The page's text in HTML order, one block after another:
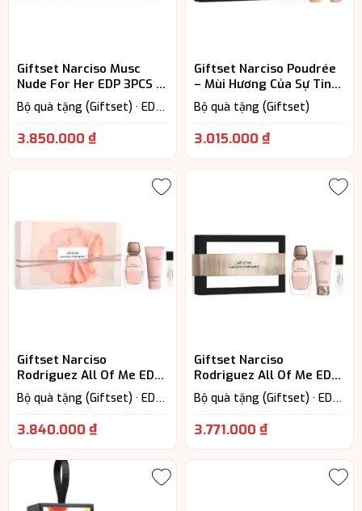
Giftset Narciso Musc
Nude For Her EDP 3PCS –
Hương Thơm Cuốn Hút
Bộ quà tặng (Giftset) · EDP
hương từ 7-12h) · Floral –
3.850.000 ₫
Giftset Narciso Poudrée
– Mùi Hương Của Sự Tinh
Tế Hiện Đại
Bộ quà tặng (Giftset)
3.015.000 ₫
Giftset Narciso
Rodriguez All Of Me EDP
3PCS – Khi Hương Thơm
Trở Thành Dấu Ấn
Bộ quà tặng (Giftset) · EDP
hương từ 7-12h) · Floral –
3.840.000 ₫
Giftset Narciso
Rodriguez All Of Me EDP
3PCS – Vẻ Đẹp Nữ Tính
Đầy Cuốn Hút
Bộ quà tặng (Giftset) · EDP
hương từ 7-12h) · Floral –
3.771.000 ₫